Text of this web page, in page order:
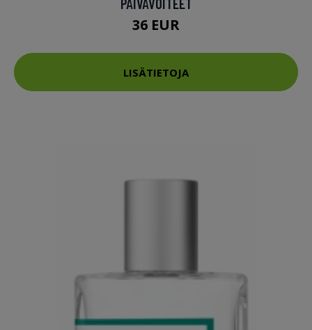
36 EUR
LISÄTIETOJA